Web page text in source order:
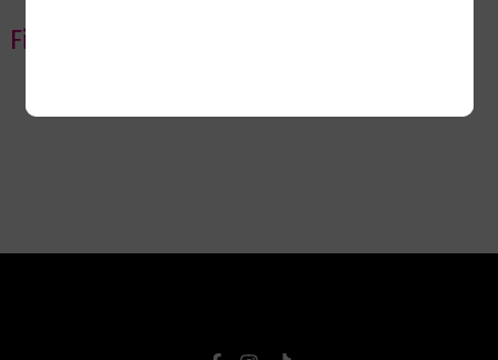
Filtrar por editorial